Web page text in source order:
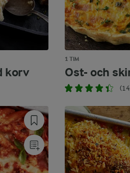
korv
1 TIM
Ost- och